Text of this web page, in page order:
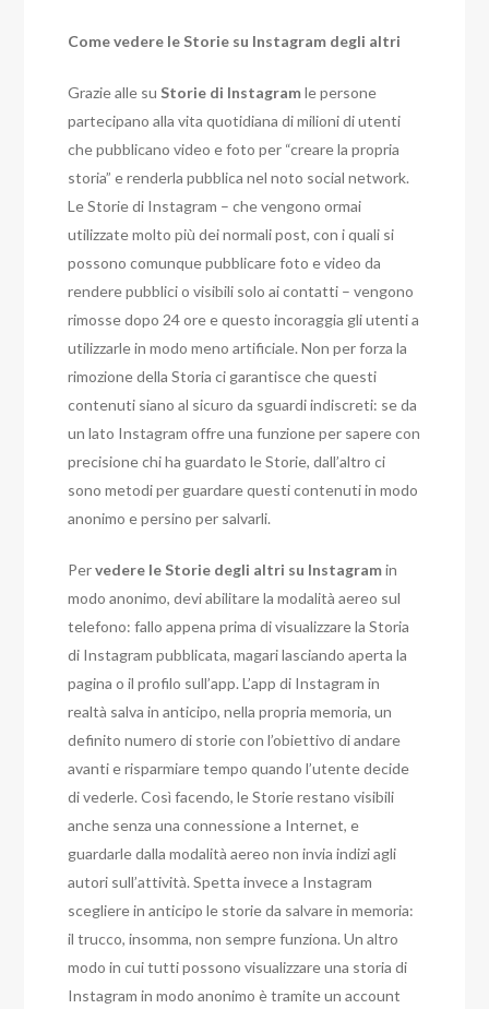
Come vedere le Storie su Instagram degli altri
Grazie alle su Storie di Instagramle persone
partecipano alla vita quotidiana di milioni di utenti
che pubblicano video e foto per “creare la propria
storia” e renderla pubblica nel noto social network.
Le Storie di Instagram – che vengono ormai
utilizzate molto più dei normali post, con i quali si
possono comunque pubblicare foto e video da
rendere pubblici o visibili solo ai contatti – vengono
rimosse dopo 24 ore e questo incoraggia gli utenti a
utilizzarle in modo meno artificiale. Non per forza la
rimozione della Storia ci garantisce che questi
contenuti siano al sicuro da sguardi indiscreti: se da
un lato Instagram offre una funzione per sapere con
precisione chi ha guardato le Storie, dall’altro ci
sono metodi per guardare questi contenuti in modo
anonimo e persino per salvarli.
Pervedere le Storie degli altri su Instagramin
modo anonimo, devi abilitare la modalità aereo sul
telefono: fallo appena prima di visualizzare la Storia
di Instagram pubblicata, magari lasciando aperta la
pagina o il profilo sull’app. L’app di Instagram in
realtà salva in anticipo, nella propria memoria, un
definito numero di storie con l’obiettivo di andare
avanti e risparmiare tempo quando l’utente decide
di vederle. Così facendo, le Storie restano visibili
anche senza una connessione a Internet, e
guardarle dalla modalità aereo non invia indizi agli
autori sull’attività. Spetta invece a Instagram
scegliere in anticipo le storie da salvare in memoria:
il trucco, insomma, non sempre funziona. Un altro
modo in cui tutti possono visualizzare una storia di
Instagram in modo anonimo è tramite un account